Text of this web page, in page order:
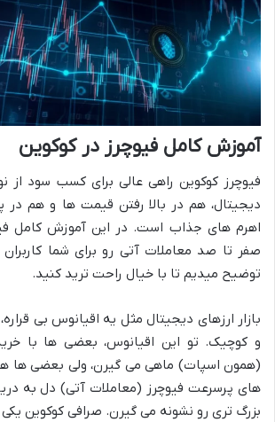
آموزش کامل فیوچرز در کوکوین
فیوچرز کوکوین راهی عالی برای کسب سود از
دیجیتال، هم در بالا رفتن قیمت ها و هم در
اهرم های جذاب است. در این آموزش کامل
صفر تا صد معاملات آتی رو برای شما کاربران
توضیح میدیم تا با خیال راحت ترید کنید.
بازار ارزهای دیجیتال مثل یه اقیانوس بی
و کوچیک. تو این اقیانوس، بعضی ها با
(همون اسپات) ماهی می گیرن، ولی بعضی ها
های پرسرعت فیوچرز (معاملات آتی) دل به
بزرگ تری رو نشونه می گیرن. صرافی کوکوین